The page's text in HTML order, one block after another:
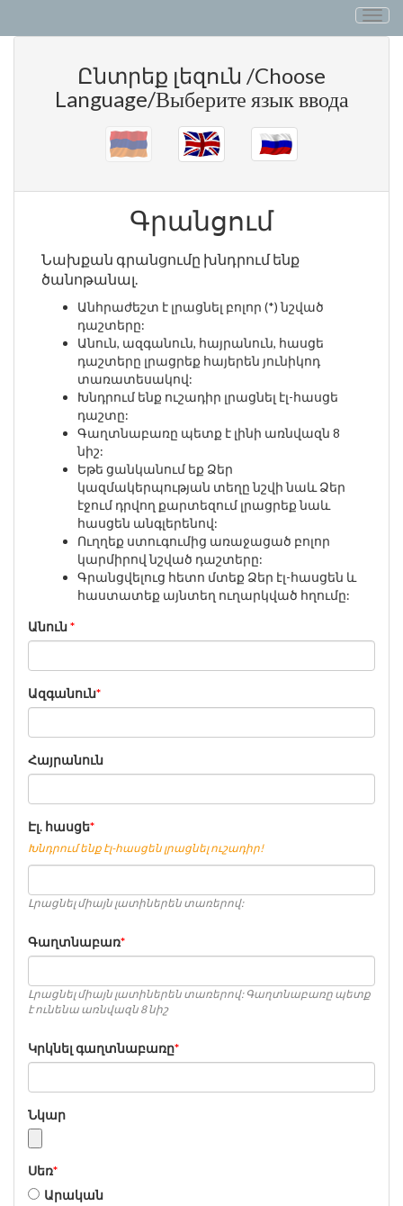
Ընտրեք լեզուն /Choose
Language/Выберите язык ввода
Գրանցում
Նախքան գրանցումը խնդրում ենք
ծանոթանալ.
Անհրաժեշտ է լրացնել բոլոր (*) նշված
դաշտերը:
Անուն, ազգանուն, հայրանուն, հասցե
դաշտերը լրացրեք հայերեն յունիկոդ
տառատեսակով:
Խնդրում ենք ուշադիր լրացնել էլ-հասցե
դաշտը:
Գաղտնաբառը պետք է լինի առնվազն 8
նիշ:
Եթե ցանկանում եք Ձեր
կազմակերպության տեղը նշվի նաև Ձեր
էջում դրվող քարտեզում լրացրեք նաև
հասցեն անգլերենով:
Ուղղեք ստուգումից առաջացած բոլոր
կարմիրով նշված դաշտերը:
Գրանցվելուց հետո մտեք Ձեր էլ-հասցեն և
հաստատեք այնտեղ ուղարկված հղումը:
Անուն*
Ազգանուն*
Հայրանուն
Էլ. հասցե*
Խնդրում ենք էլ-հասցեն լրացնել ուշադիր!
Լրացնել միայն լատիներեն տառերով:
Գաղտնաբառ*
Լրացնել միայն լատիներեն տառերով: Գաղտնաբառը պետք
է ունենա առնվազն 8 նիշ
Կրկնել գաղտնաբառը*
Նկար
Սեռ*
Արական